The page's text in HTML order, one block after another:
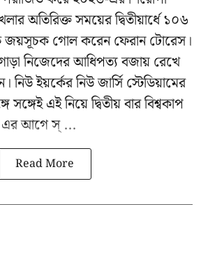
অতিরিক্ত সময়ের দ্বিতীয়ার্ধে ১০৬
জয়সূচক গোল করেন ফেরান টোরেস।
নিজেদের আধিপত্য বজায় রেখে
নিউ ইয়র্কের নিউ জার্সি স্টেডিয়ামের
এই নিয়ে দ্বিতীয় বার বিশ্বকাপ
এর আগে স্ ...
Read More